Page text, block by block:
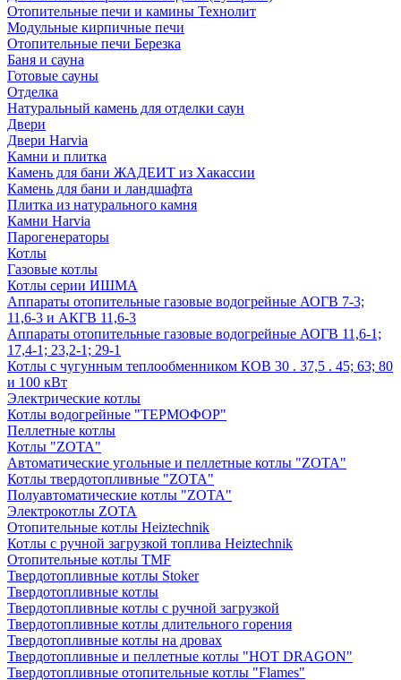
Отопительные печи и камины Технолит
Модульные кирпичные печи
Отопительные печи Березка
Баня и сауна
Готовые сауны
Отделка
Натуральный камень для отделки саун
Двери
Двери Harvia
Камни и плитка
Камень для бани ЖАДЕИТ из Хакассии
Камень для бани и ландшафта
Плитка из натурального камня
Камни Harvia
Парогенераторы
Котлы
Газовые котлы
Котлы серии ИШМА
Аппараты отопительные газовые водогрейные АОГВ 7-3;
11,6-3 и АКГВ 11,6-3
Аппараты отопительные газовые водогрейные АОГВ 11,6-1;
17,4-1; 23,2-1; 29-1
Котлы с чугунным теплообменником КОВ 30 . 37,5 . 45; 63; 80
и 100 кВт
Электрические котлы
Котлы водогрейные "ТЕРМОФОР"
Пеллетные котлы
Котлы "ZOTA"
Автоматические угольные и пеллетные котлы "ZOTA"
Котлы твердотопливные "ZOTA"
Полуавтоматические котлы "ZOTA"
Электрокотлы ZOTA
Отопительные котлы Heiztechnik
Котлы с ручной загрузкой топлива Heiztechnik
Отопительные котлы TMF
Твердотопливные котлы Stoker
Твердотопливные котлы
Твердотопливные котлы с ручной загрузкой
Твердотопливные котлы длительного горения
Твердотопливные котлы на дровах
Твердотопливные и пеллетные котлы "HOT DRAGON"
Твердотопливные отопительные котлы "Flames"